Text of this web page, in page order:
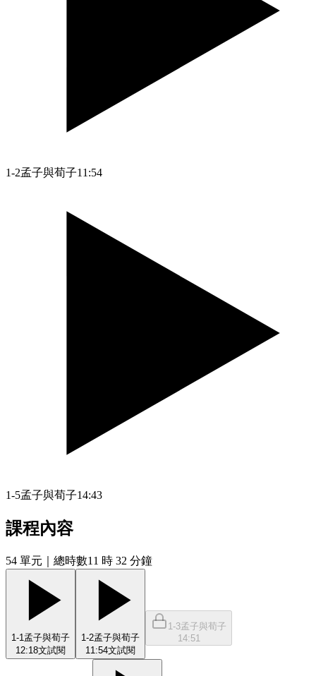
1-2孟子與荀子11:54
1-5孟子與荀子14:43
課程內容
54 單元 ｜總時數11 時 32 分鐘
1-1孟子與荀子
12:18文試閱
1-2孟子與荀子
11:54文試閱
1-3孟子與荀子
14:51